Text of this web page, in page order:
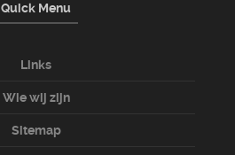
Quick Menu
Links
Wie wij zijn
Sitemap